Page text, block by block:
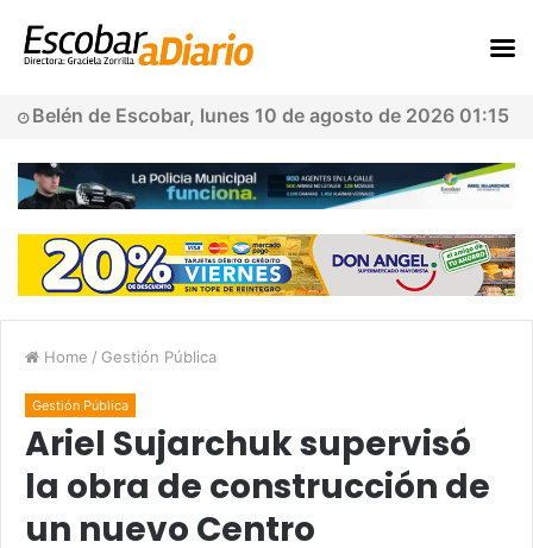
Belén de Escobar, lunes 10 de agosto de 2026 01:15
Home / Gestión Pública
Gestión Pública
Ariel Sujarchuk supervisó
la obra de construcción de
un nuevo Centro